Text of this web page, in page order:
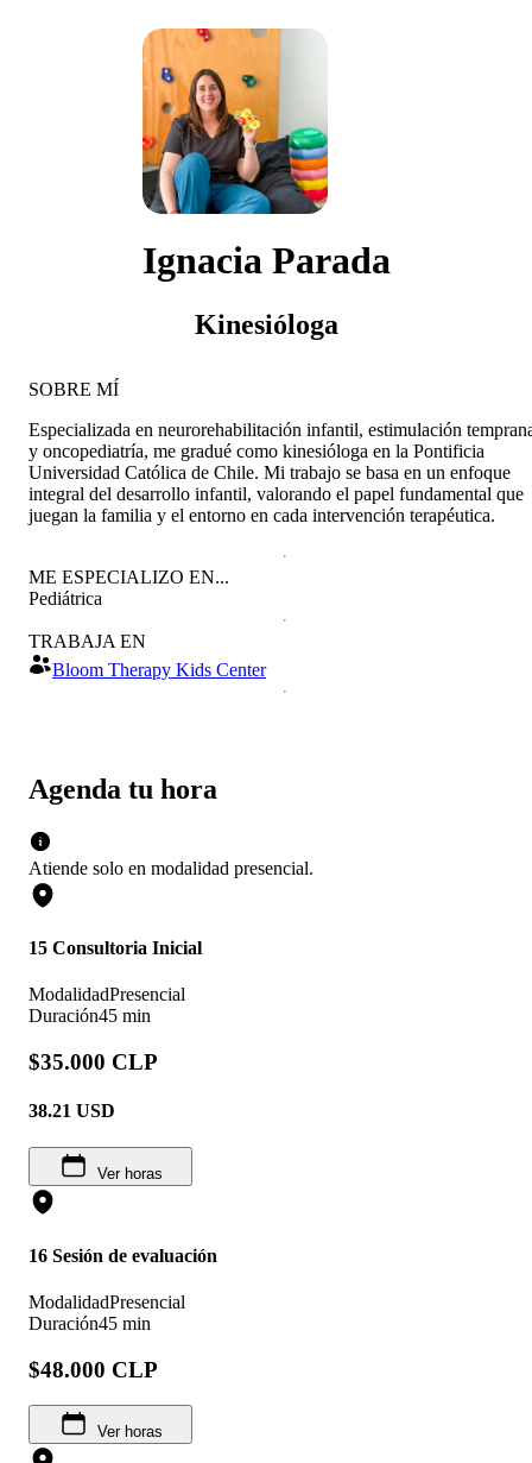
Ignacia Parada
Kinesióloga
Agenda tu hora
Atiende solo en modalidad presencial.
15 Consultoria Inicial
ModalidadPresencial
Duración45 min
$35.000 CLP
38.21 USD
Ver horas
16 Sesión de evaluación
ModalidadPresencial
Duración45 min
$48.000 CLP
Ver horas
SOBRE MÍ
Especializada en neurorehabilitación infantil, estimulación
y oncopediatría, me gradué como kinesióloga en la Pontificia
Universidad Católica de Chile. Mi trabajo se basa en un enfoque
integral del desarrollo infantil, valorando el papel fundamental que
juegan la familia y el entorno en cada intervención terapéutica.
ME ESPECIALIZO EN...
Pediátrica
TRABAJA EN
Bloom Therapy Kids Center